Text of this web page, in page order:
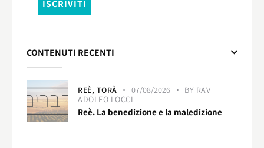
CONTENUTI RECENTI
REÈ, TORÀ 07/08/2026 BY RAV
ADOLFO LOCCI
Reè. La benedizione e la maledizione